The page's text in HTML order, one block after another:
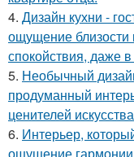
4. Дизайн кухни -
ощущение близости
спокойствия, даже
5. Необычный
продуманный
ценителей
6. Интерьер,
ощущение